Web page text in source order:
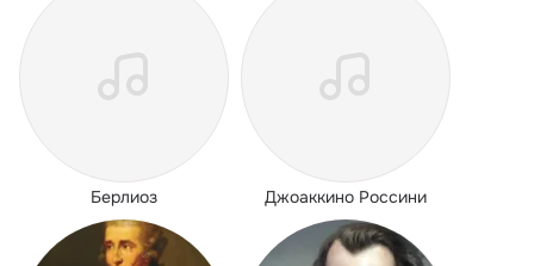
Берлиоз Джоаккино Россини